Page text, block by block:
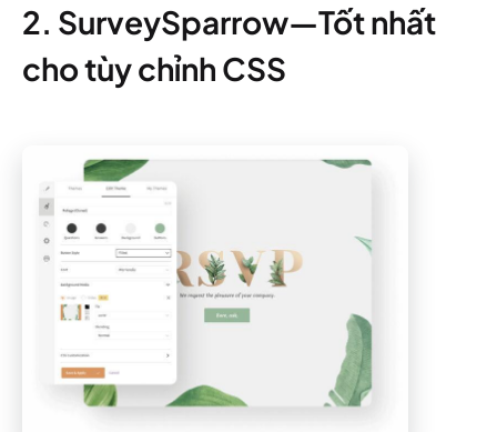
2. SurveySparrow—Tốt nhất
cho tùy chỉnh CSS